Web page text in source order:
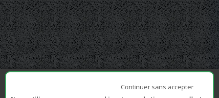
Continuer sans accepter